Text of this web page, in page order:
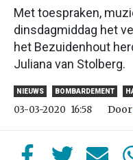
Met toespraken,
dinsdagmiddag het
het Bezuidenhout
Juliana van Stolberg.
NIEUWS BOMBARDEMENT
03-03-2020 16:58 Door